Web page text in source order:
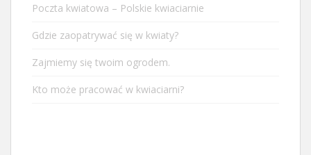
Poczta kwiatowa – Polskie kwiaciarnie
Gdzie zaopatrywać się w kwiaty?
Zajmiemy się twoim ogrodem.
Kto może pracować w kwiaciarni?